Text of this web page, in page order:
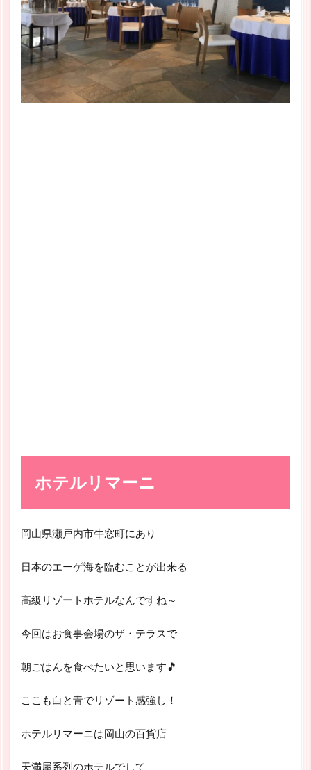
ホテルリマーニ
岡山県瀬戸内市牛窓町にあり
日本のエーゲ海を臨むことが出来る
高級リゾートホテルなんですね～
今回はお食事会場のザ・テラスで
朝ごはんを食べたいと思います🎵
ここも白と青でリゾート感強し！
ホテルリマーニは岡山の百貨店
天満屋系列のホテルでして